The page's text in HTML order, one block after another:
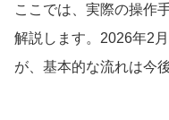
ここでは、実際の操作
解説します。2026年2
が、基本的な流れは今